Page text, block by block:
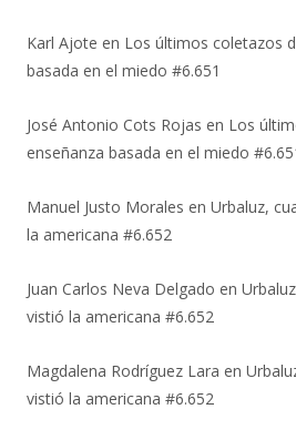
Karl Ajote en Los últimos coletazos
basada en el miedo #6.651
José Antonio Cots Rojas en Los
enseñanza basada en el miedo
Manuel Justo Morales en Urbaluz,
la americana #6.652
Juan Carlos Neva Delgado en
vistió la americana #6.652
Magdalena Rodríguez Lara en
vistió la americana #6.652